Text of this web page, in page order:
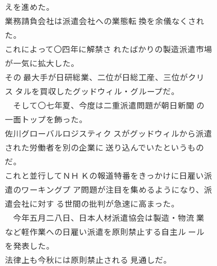
えを進めた。
業務請負会社は派遣会社への業態転 換を余儀なくされ
た。
これによって〇四年に解禁さ れたばかりの製造派遣市場
が一気に拡大した。
その 最大手が日研総業、二位が日総工産、三位がクリ
ス タルを買収したグッドウィル・グループだ。
そして〇七年夏、今度は二重派遣問題が朝日新聞 の
一面トップを飾った。
佐川グローバルロジスティク スがグッドウィルから派遣
された労働者を別の企業に 送り込んでいたというもの
だ。
これと並行してＮＨ Ｋの報道特番をきっかけに日雇い派
遣のワーキングプ ア問題が注目を集めるようになり、派
遣会社に対す る世間の批判が急速に高まった。
今年五月二八日、日本人材派遣協会は製造・物流 業
など軽作業への日雇い派遣を原則禁止する自主ル ール
を発表した。
法律上も今秋には原則禁止される 見通しだ。